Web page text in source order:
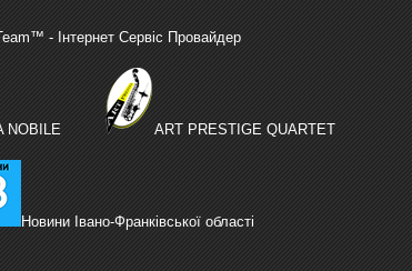
- Інтернет Сервіс Провайдер
NOBILE ART PRESTIGE QUARTET
Новини Івано-Франківської області